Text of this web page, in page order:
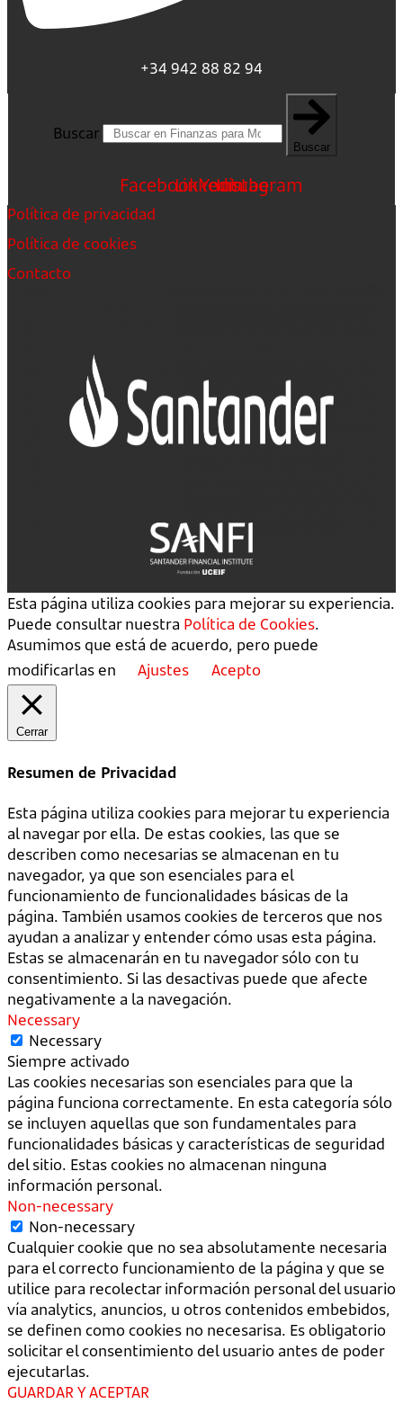
+34 942 88 82 94
Buscar
Buscar
FacebookLinkedin
Youtube
Instagram
Política de privacidad
Política de cookies
Contacto
Esta página utiliza cookies para mejorar su experiencia.
Puede consultar nuestra Política de Cookies.
Asumimos que está de acuerdo, pero puede
modificarlas en
Ajustes Acepto
Cerrar
Resumen de Privacidad
Esta página utiliza cookies para mejorar tu experiencia
al navegar por ella. De estas cookies, las que se
describen como necesarias se almacenan en tu
navegador, ya que son esenciales para el
funcionamiento de funcionalidades básicas de la
página. También usamos cookies de terceros que nos
ayudan a analizar y entender cómo usas esta página.
Estas se almacenarán en tu navegador sólo con tu
consentimiento. Si las desactivas puede que afecte
negativamente a la navegación.
Necessary
Necessary
Siempre activado
Las cookies necesarias son esenciales para que la
página funciona correctamente. En esta categoría sólo
se incluyen aquellas que son fundamentales para
funcionalidades básicas y características de seguridad
del sitio. Estas cookies no almacenan ninguna
información personal.
Non-necessary
Non-necessary
Cualquier cookie que no sea absolutamente necesaria
para el correcto funcionamiento de la página y que se
utilice para recolectar información personal del usuario
vía analytics, anuncios, u otros contenidos embebidos,
se definen como cookies no necesarisa. Es obligatorio
solicitar el consentimiento del usuario antes de poder
ejecutarlas.
GUARDAR Y ACEPTAR